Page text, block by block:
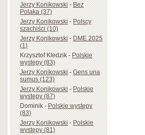
Jerzy Konikowski-Bez
Polaka (37)
Jerzy Konikowski-Polscy
szachiści (10)
Jerzy Konikowski-DME 2025
(1)
Krzysztof Kledzik-Polskie
występy (83)
Jerzy Konikowski-Gens una
sumus (123)
Jerzy Konikowski-Polskie
występy (87)
Dominik-Polskie występy
(83)
Jerzy Konikowski-Polskie
występy (81)